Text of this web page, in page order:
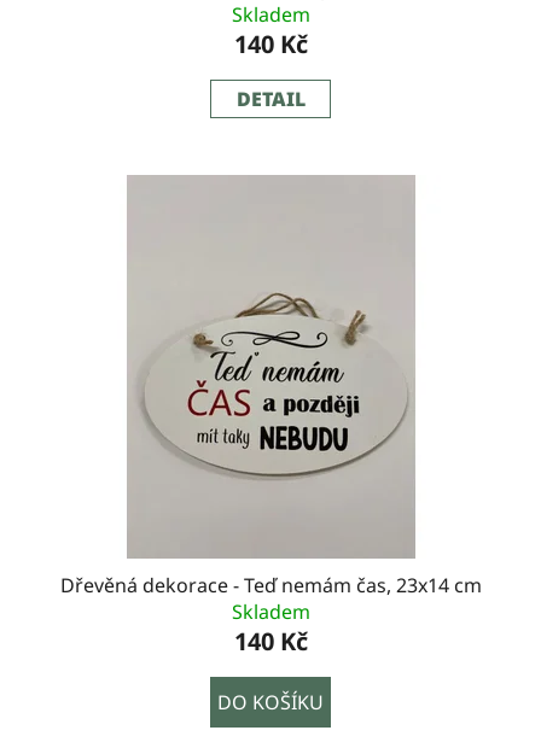
Skladem
140 Kč
DETAIL
Dřevěná dekorace - Teď nemám čas, 23x14 cm
Skladem
140 Kč
DO KOŠÍKU